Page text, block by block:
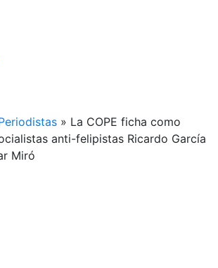
» La COPE ficha como
anti-felipistas Ricardo García
Miró